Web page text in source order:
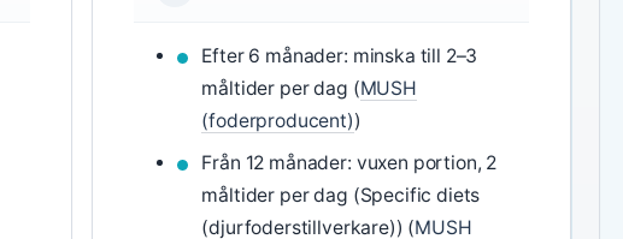
Efter 6 månader: minska till 2–3
måltider per dag (MUSH
(foderproducent))
Från 12 månader: vuxen portion, 2
måltider per dag (Specific diets
(djurfoderstillverkare)) (MUSH